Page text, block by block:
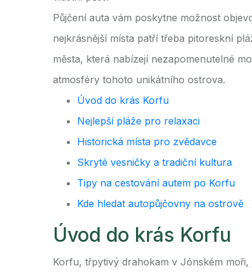
Půjčení auta vám poskytne možnost
nejkrásnější místa patří třeba pitoreskní
města, která nabízejí nezapomenutelné
atmosféry tohoto unikátního ostrova.
Úvod do krás Korfu
Nejlepší pláže pro relaxaci
Historická místa pro zvědavce
Skryté vesničky a tradiční kultura
Tipy na cestování autem po Korfu
Kde hledat autopůjčovny na ostrově
Úvod do krás Korfu
Korfu, třpytivý drahokam v Jónském